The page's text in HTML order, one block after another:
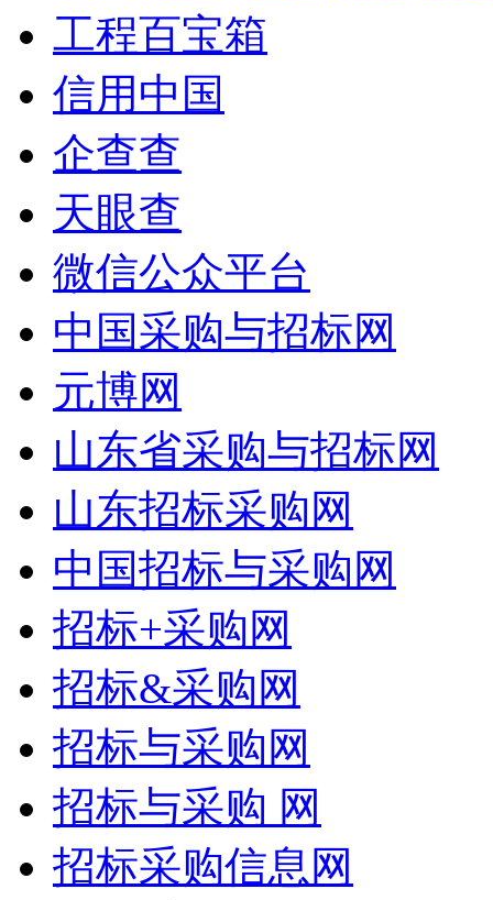
工程百宝箱
信用中国
企查查
天眼查
微信公众平台
中国采购与招标网
元博网
山东省采购与招标网
山东招标采购网
中国招标与采购网
招标+采购网
招标&采购网
招标与采购网
招标与采购 网
招标采购信息网